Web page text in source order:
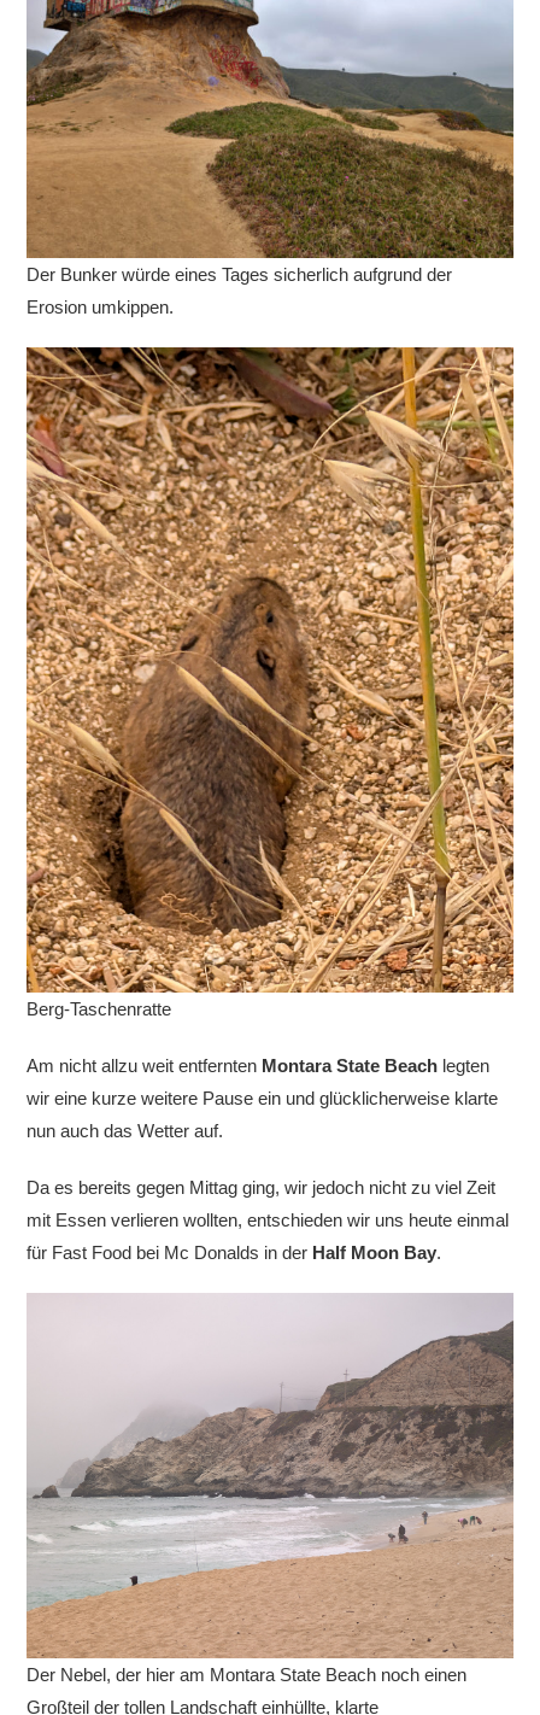
Der Bunker würde eines Tages sicherlich aufgrund der
Erosion umkippen.
Berg-Taschenratte
Am nicht allzu weit entfernten Montara State Beach legten
wir eine kurze weitere Pause ein und glücklicherweise klarte
nun auch das Wetter auf.
Da es bereits gegen Mittag ging, wir jedoch nicht zu viel Zeit
mit Essen verlieren wollten, entschieden wir uns heute einmal
für Fast Food bei Mc Donalds in der Half Moon Bay.
Der Nebel, der hier am Montara State Beach noch einen
Großteil der tollen Landschaft einhüllte, klarte